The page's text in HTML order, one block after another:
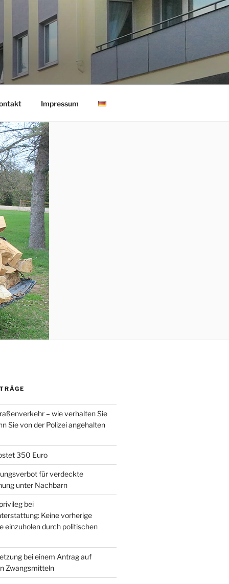
Impressum
– wie verhalten Sie
Sie von der Polizei angehalten
350 Euro
für verdeckte
unter Nachbarn
bei
Keine vorherige
einzuholen durch politischen
bei einem Antrag auf
Zwangsmitteln